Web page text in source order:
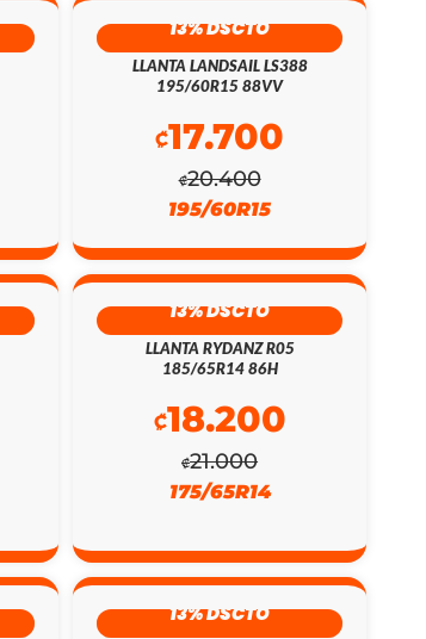
13% DSCTO
LLANTA LANDSAIL LS388
195/60R15 88VV
₡20.400
₡17.700
195/60R15
13% DSCTO
LLANTA RYDANZ R05
185/65R14 86H
₡21.000
₡18.200
175/65R14
13% DSCTO